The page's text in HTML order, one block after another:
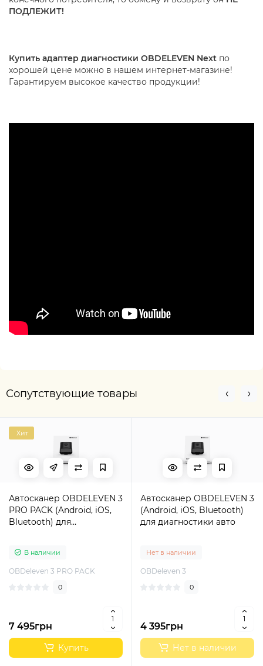
ПОДЛЕЖИТ!
Купить адаптер диагностики OBDELEVEN Next по
хорошей цене можно в нашем интернет-магазине!
Гарантируем высокое качество продукции!
Сопутствующие товары
Хит
Автосканер OBDELEVEN 3
PRO PACK (Android, iOS,
Bluetooth) для
В наличии
OBDeleven 3 PRO PACK
0
7 495грн
Купить
Автосканер OBDELEVEN 3
(Android, iOS, Bluetooth)
для диагностики авто
Нет в наличии
OBDeleven 3
0
4 395грн
Нет в наличии